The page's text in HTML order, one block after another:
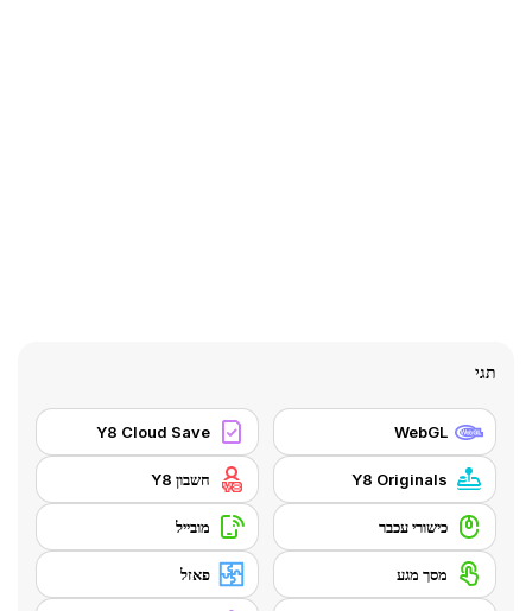
תגי
WebGL
Y8 Cloud Save
Y8 Originals חשבון Y8
כישורי עכבר מובייל
מסך מגע פאזל